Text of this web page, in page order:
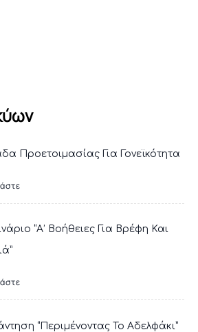
Προετοιμασίας Για Γονεϊκότητα
“Α’ Βοήθειες Για Βρέφη Και
“Περιμένοντας Το Αδελφάκι”